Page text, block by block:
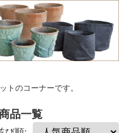
トのコーナーです。
品一覧